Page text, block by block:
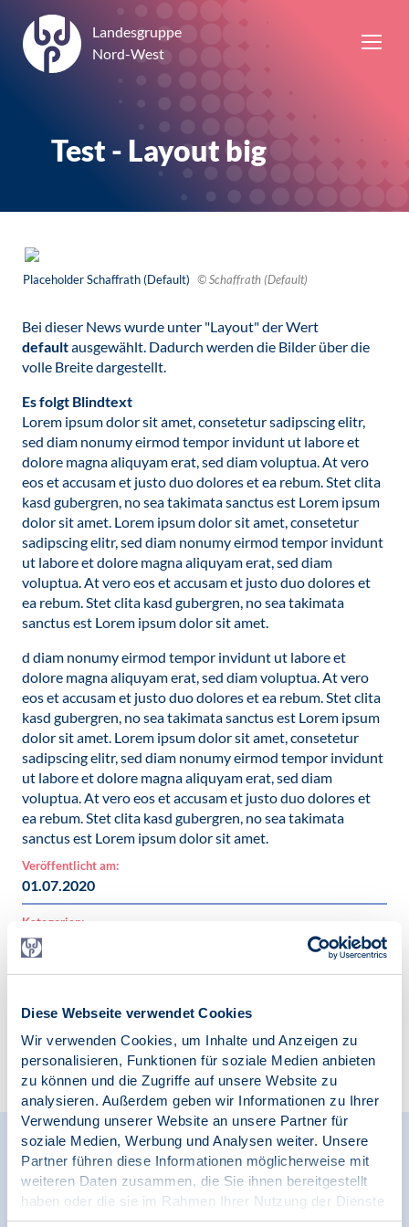
Diese Webseite verwendet Cookies
Wir verwenden Cookies, um Inhalte und Anzeigen zu
personalisieren, Funktionen für soziale Medien anbieten
zu können und die Zugriffe auf unsere Website zu
analysieren. Außerdem geben wir Informationen zu Ihrer
Verwendung unserer Website an unsere Partner für
soziale Medien, Werbung und Analysen weiter. Unsere
Partner führen diese Informationen möglicherweise mit
weiteren Daten zusammen, die Sie ihnen bereitgestellt
haben oder die sie im Rahmen Ihrer Nutzung der Dienste
gesammelt haben.
Landesgruppe
Nord-West
Test - Layout big
Placeholder Schaffrath (Default) © Schaffrath (Default)
Bei dieser News wurde unter "Layout" der Wert
defaultausgewählt. Dadurch werden die Bilder über die
volle Breite dargestellt.
Es folgt Blindtext
Lorem ipsum dolor sit amet, consetetur sadipscing elitr,
sed diam nonumy eirmod tempor invidunt ut labore et
dolore magna aliquyam erat, sed diam voluptua. At vero
eos et accusam et justo duo dolores et ea rebum. Stet clita
kasd gubergren, no sea takimata sanctus est Lorem ipsum
dolor sit amet. Lorem ipsum dolor sit amet, consetetur
sadipscing elitr, sed diam nonumy eirmod tempor invidunt
ut labore et dolore magna aliquyam erat, sed diam
voluptua. At vero eos et accusam et justo duo dolores et
ea rebum. Stet clita kasd gubergren, no sea takimata
sanctus est Lorem ipsum dolor sit amet.
d diam nonumy eirmod tempor invidunt ut labore et
dolore magna aliquyam erat, sed diam voluptua. At vero
eos et accusam et justo duo dolores et ea rebum. Stet clita
kasd gubergren, no sea takimata sanctus est Lorem ipsum
dolor sit amet. Lorem ipsum dolor sit amet, consetetur
sadipscing elitr, sed diam nonumy eirmod tempor invidunt
ut labore et dolore magna aliquyam erat, sed diam
voluptua. At vero eos et accusam et justo duo dolores et
ea rebum. Stet clita kasd gubergren, no sea takimata
sanctus est Lorem ipsum dolor sit amet.
Veröffentlicht am:
01.07.2020
Kategorien:
News
Zur Übersicht
Relevante Nachrichten